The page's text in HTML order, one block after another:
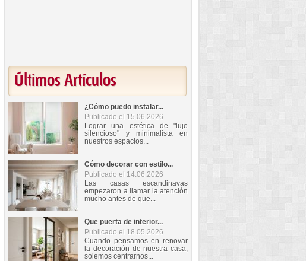
Últimos Artículos
¿Cómo puedo instalar...
Publicado el 15.06.2026
Lograr una estética de "lujo
silencioso" y minimalista en
nuestros espacios...
Cómo decorar con estilo...
Publicado el 14.06.2026
Las casas escandinavas
empezaron a llamar la atención
mucho antes de que...
Que puerta de interior...
Publicado el 18.05.2026
Cuando pensamos en renovar
la decoración de nuestra casa,
solemos centrarnos...